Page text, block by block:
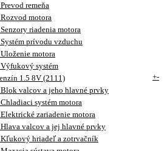
Prevod remeňa
Rozvod motora
Senzory riadenia motora
Systém prívodu vzduchu
Uloženie motora
Výfukový systém
1.5 8V (2111)
+-
Blok valcov a jeho hlavné prvky
Chladiaci systém motora
Elektrické zariadenie motora
Hlava valcov a jej hlavné prvky
Kľukový hriadeľ a zotrvačník